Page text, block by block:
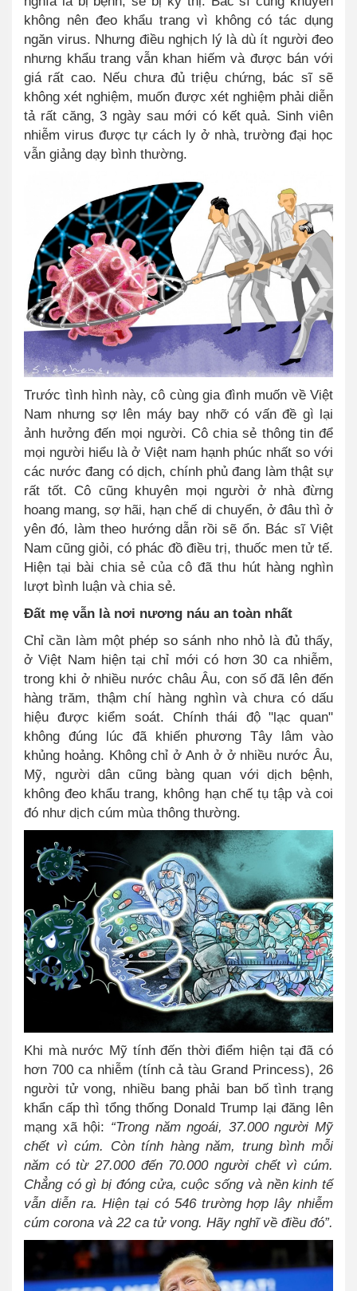
không nên đeo khẩu trang vì không có tác dụng
ngăn virus. Nhưng điều nghịch lý là dù ít người đeo
nhưng khẩu trang vẫn khan hiếm và được bán với
giá rất cao. Nếu chưa đủ triệu chứng, bác sĩ sẽ
không xét nghiệm, muốn được xét nghiệm phải diễn
tả rất căng, 3 ngày sau mới có kết quả. Sinh viên
nhiễm virus được tự cách ly ở nhà, trường đại học
vẫn giảng dạy bình thường.
Trước tình hình này, cô cùng gia đình muốn về Việt
Nam nhưng sợ lên máy bay nhỡ có vấn đề gì lại
ảnh hưởng đến mọi người. Cô chia sẻ thông tin để
mọi người hiểu là ở Việt nam hạnh phúc nhất so với
các nước đang có dịch, chính phủ đang làm thật sự
rất tốt. Cô cũng khuyên mọi người ở nhà đừng
hoang mang, sợ hãi, hạn chế di chuyển, ở đâu thì ở
yên đó, làm theo hướng dẫn rồi sẽ ổn. Bác sĩ Việt
Nam cũng giỏi, có phác đồ điều trị, thuốc men tử tế.
Hiện tại bài chia sẻ của cô đã thu hút hàng nghìn
lượt bình luận và chia sẻ.
Đất mẹ vẫn là nơi nương náu an toàn nhất
Chỉ cần làm một phép so sánh nho nhỏ là đủ thấy,
ở Việt Nam hiện tại chỉ mới có hơn 30 ca nhiễm,
trong khi ở nhiều nước châu Âu, con số đã lên đến
hàng trăm, thậm chí hàng nghìn và chưa có dấu
hiệu được kiểm soát. Chính thái độ "lạc quan"
không đúng lúc đã khiến phương Tây lâm vào
khủng hoảng. Không chỉ ở Anh ở ở nhiều nước Âu,
Mỹ, người dân cũng bàng quan với dịch bệnh,
không đeo khẩu trang, không hạn chế tụ tập và coi
đó như dịch cúm mùa thông thường.
Khi mà nước Mỹ tính đến thời điểm hiện tại đã có
hơn 700 ca nhiễm (tính cả tàu Grand Princess), 26
người tử vong, nhiều bang phải ban bố tình trạng
khẩn cấp thì tổng thống Donald Trump lại đăng lên
mạng xã hội: “Trong năm ngoái, 37.000 người Mỹ
chết vì cúm. Còn tính hàng năm, trung bình mỗi
năm có từ 27.000 đến 70.000 người chết vì cúm.
Chẳng có gì bị đóng cửa, cuộc sống và nền kinh tế
vẫn diễn ra. Hiện tại có 546 trường hợp lây nhiễm
cúm corona và 22 ca tử vong. Hãy nghĩ về điều đó”.